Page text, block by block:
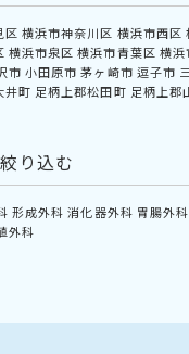
区 横浜市神奈川区 横浜市西区
横浜市泉区 横浜市青葉区 横浜
市 小田原市 茅ヶ崎市 逗子市
井町 足柄上郡松田町 足柄上郡
り込む
形成外科 消化器外科 胃腸外科
外科